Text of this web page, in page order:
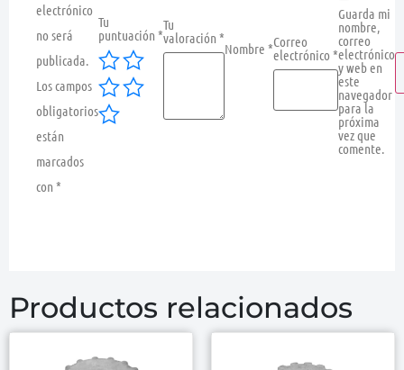
electrónico
no será
publicada.
Los campos
obligatorios
están
marcados
con *
Tu
puntuación *
Tu
valoración *
Nombre *Correo
electrónico *
Guarda mi
nombre,
correo
electrónico
y web en
este
navegador
para la
próxima
vez que
comente.
Productos relacionados